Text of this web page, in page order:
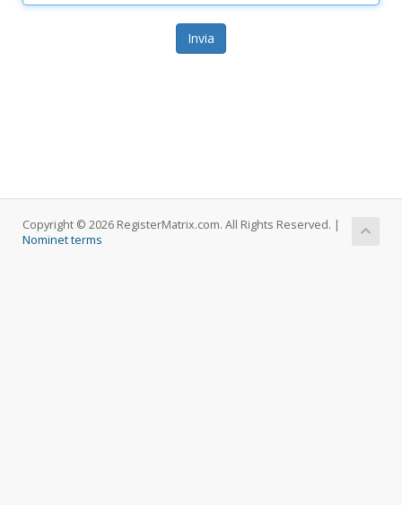
Invia
Copyright © 2026 RegisterMatrix.com. All Rights Reserved. |
Nominet terms